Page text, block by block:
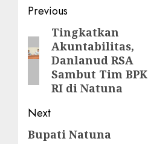
Post
navigation
Previous
Previous
post:
Tingkatkan
Akuntabilitas,
Danlanud RSA
Sambut Tim BPK
RI di Natuna
Next
Next
Bupati Natuna